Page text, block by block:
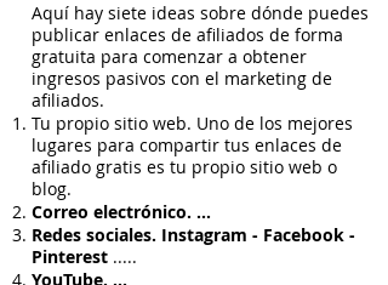
Aquí hay siete ideas sobre dónde puedes
publicar enlaces de afiliados de forma
gratuita para comenzar a obtener
ingresos pasivos con el marketing de
afiliados.
Tu propio sitio web. Uno de los mejores
lugares para compartir tus enlaces de
afiliado gratis es tu propio sitio web o
blog.
Correo electrónico. ...
Redes sociales. Instagram - Facebook -
Pinterest .....
YouTube. ...